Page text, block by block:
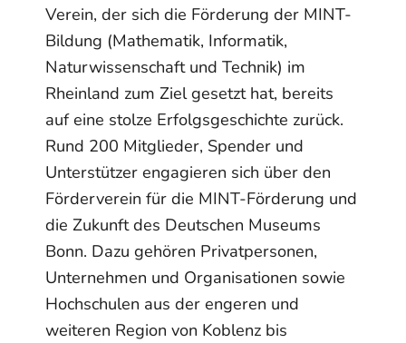
Verein, der sich die Förderung der MINT-
Bildung (Mathematik, Informatik,
Naturwissenschaft und Technik) im
Rheinland zum Ziel gesetzt hat, bereits
auf eine stolze Erfolgsgeschichte zurück.
Rund 200 Mitglieder, Spender und
Unterstützer engagieren sich über den
Förderverein für die MINT-Förderung und
die Zukunft des Deutschen Museums
Bonn. Dazu gehören Privatpersonen,
Unternehmen und Organisationen sowie
Hochschulen aus der engeren und
weiteren Region von Koblenz bis